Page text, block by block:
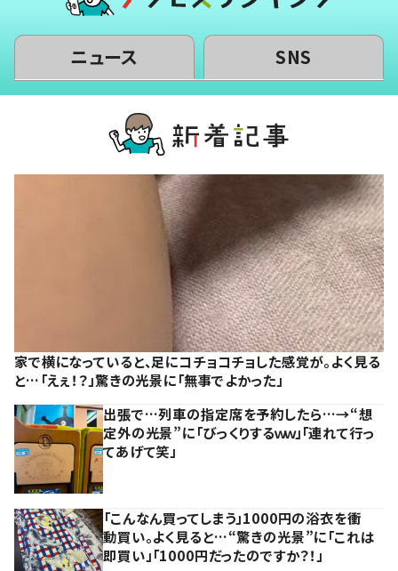
ニュース SNS
家で横になっていると、足にコチョコチョした感覚が。よく見る
と…「えぇ！？」驚きの光景に「無事でよかった」
出張で…列車の指定席を予約したら…→“想
定外の光景”に「びっくりするｗｗ」「連れて行っ
てあげて笑」
「こんなん買ってしまう」1000円の浴衣を衝
動買い。よく見ると…“驚きの光景”に「これは
即買い」「1000円だったのですか？！」